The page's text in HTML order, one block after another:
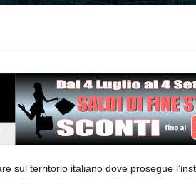
sul territorio italiano dove prosegue